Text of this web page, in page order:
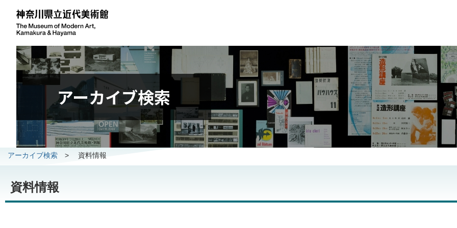
アーカイブ検索
アーカイブ検索 > 資料情報
資料情報